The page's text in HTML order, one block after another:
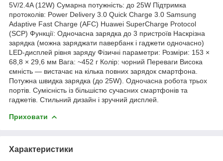
5V/2.4A (12W) Сумарна потужність: до 25W Підтримка
протоколів: Power Delivery 3.0 Quick Charge 3.0 Samsung
Adaptive Fast Charge (AFC) Huawei SuperCharge Protocol
(SCP) Функції: Одночасна зарядка до 3 пристроїв Наскрізна
зарядка (можна заряджати павербанк і гаджети одночасно)
LED-дисплей рівня заряду Фізичні параметри: Розміри: 153 ×
68,8 × 29,6 мм Вага: ~452 г Колір: чорний Переваги Висока
ємність — вистачає на кілька повних зарядок смартфона.
Потужна швидка зарядка (до 25W). Одночасна робота трьох
портів. Сумісність із більшістю сучасних смартфонів та
гаджетів. Стильний дизайн і зручний дисплей.
Приховати
Характеристики